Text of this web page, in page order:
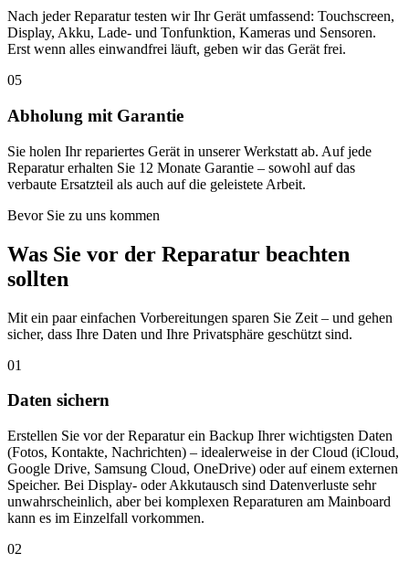
Nach jeder Reparatur testen wir Ihr Gerät umfassend: Touchscreen,
Display, Akku, Lade- und Tonfunktion, Kameras und Sensoren.
Erst wenn alles einwandfrei läuft, geben wir das Gerät frei.
05
Abholung mit Garantie
Sie holen Ihr repariertes Gerät in unserer Werkstatt ab. Auf jede
Reparatur erhalten Sie 12 Monate Garantie – sowohl auf das
verbaute Ersatzteil als auch auf die geleistete Arbeit.
Bevor Sie zu uns kommen
Was Sie vor der Reparatur beachten
sollten
Mit ein paar einfachen Vorbereitungen sparen Sie Zeit – und gehen
sicher, dass Ihre Daten und Ihre Privatsphäre geschützt sind.
01
Daten sichern
Erstellen Sie vor der Reparatur ein Backup Ihrer wichtigsten Daten
(Fotos, Kontakte, Nachrichten) – idealerweise in der Cloud (iCloud,
Google Drive, Samsung Cloud, OneDrive) oder auf einem externen
Speicher. Bei Display- oder Akkutausch sind Datenverluste sehr
unwahrscheinlich, aber bei komplexen Reparaturen am Mainboard
kann es im Einzelfall vorkommen.
02